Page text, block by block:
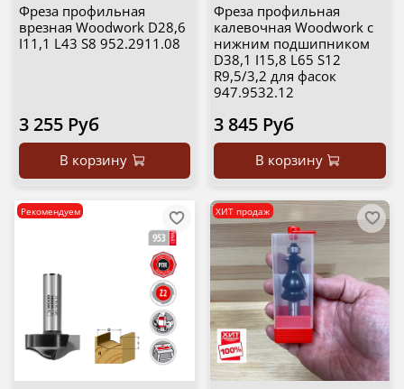
Фреза профильная
врезная Woodwork D28,6
I11,1 L43 S8 952.2911.08
3 255 Руб
В корзину
Фреза профильная
калевочная Woodwork с
нижним подшипником
D38,1 I15,8 L65 S12
R9,5/3,2 для фасок
947.9532.12
3 845 Руб
В корзину
Рекомендуем ХИТ продаж